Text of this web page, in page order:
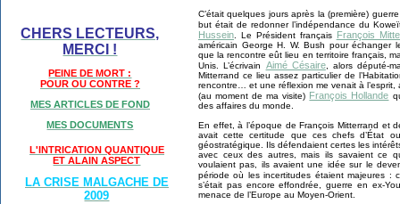
CHERS LECTEURS,
MERCI !
PEINE DE MORT :
POUR OU CONTRE ?
MES ARTICLES DE FOND
MES DOCUMENTS
L'INTRICATION QUANTIQUE
ET ALAIN ASPECT
LA CRISE MALGACHE DE
2009
C’était quelques jours après la (première)
but était de redonner l’indépendance du
Hussein . Le Président français François
américain George H. W. Bush pour échanger
que la rencontre eût lieu en territoire français,
Unis. L’écrivain Aimé Césaire, alors député-
Mitterrand ce lieu assez particulier de
rencontre… et une réflexion me venait à
(au moment de ma visite) François Hollande
des affaires du monde.
En effet, à l’époque de François Mitterrand et
avait cette certitude que ces chefs d’État
géostratégique. Ils défendaient certes les
avec ceux des autres, mais ils savaient ce
voulaient pas, ils avaient une idée sur le
période où les incertitudes étaient majeures :
s’était pas encore effondrée, guerre en ex-
menace de l’Europe au Moyen-Orient.